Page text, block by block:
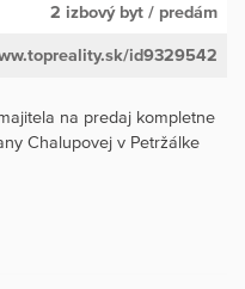
2 izbový byt / predám
id9329542
na predaj kompletne
Chalupovej v Petržálke